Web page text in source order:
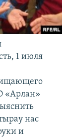
1 июля
«Арлан»
нас
и